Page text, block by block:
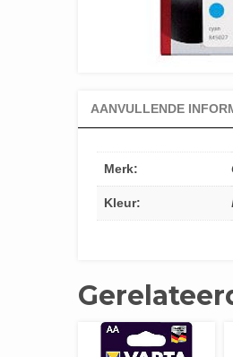
AANVULLENDE
Merk:
Kleur: